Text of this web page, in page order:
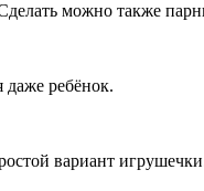
можно также
даже ребёнок.
вариант